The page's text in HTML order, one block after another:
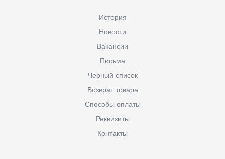
История
Новости
Вакансии
Письма
Черный список
Возврат товара
Способы оплаты
Реквизиты
Контакты